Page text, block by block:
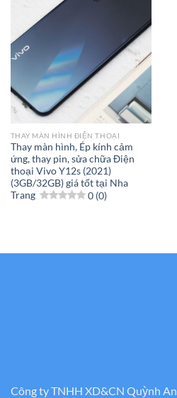
THAY MÀN HÌNH ĐIỆN THOẠI
Thay màn hình, Ép kính cảm
ứng, thay pin, sửa chữa Điện
thoại Vivo Y12s (2021)
(3GB/32GB) giá tốt tại Nha
Trang
0 (0)
Công ty TNHH XD&CN Quỳnh An